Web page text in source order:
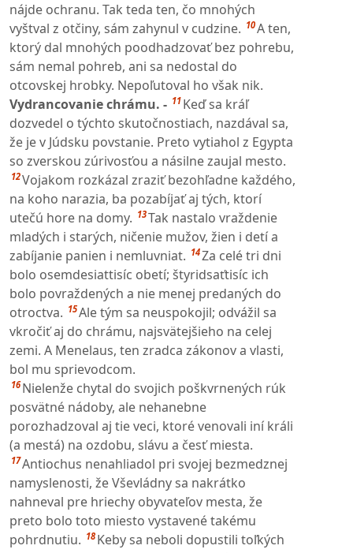
nájde ochranu. Tak teda ten, čo mnohých
vyštval z otčiny, sám zahynul v cudzine. 10A ten,
ktorý dal mnohých poodhadzovať bez pohrebu,
sám nemal pohreb, ani sa nedostal do
otcovskej hrobky. Nepoľutoval ho však nik.
Vydrancovanie chrámu. - 11 Keď sa kráľ
dozvedel o týchto skutočnostiach, nazdával sa,
že je v Júdsku povstanie. Preto vytiahol z Egypta
so zverskou zúrivosťou a násilne zaujal mesto.
12Vojakom rozkázal zraziť bezohľadne každého,
na koho narazia, ba pozabíjať aj tých, ktorí
utečú hore na domy. 13Tak nastalo vraždenie
mladých i starých, ničenie mužov, žien i detí a
zabíjanie panien i nemluvniat. 14Za celé tri dni
bolo osemdesiattisíc obetí; štyridsaťtisíc ich
bolo povraždených a nie menej predaných do
otroctva. 15Ale tým sa neuspokojil; odvážil sa
vkročiť aj do chrámu, najsvätejšieho na celej
zemi. A Menelaus, ten zradca zákonov a vlasti,
bol mu sprievodcom.
16 Nielenže chytal do svojich poškvrnených rúk
posvätné nádoby, ale nehanebne
porozhadzoval aj tie veci, ktoré venovali iní králi
(a mestá) na ozdobu, slávu a česť miesta.
17Antiochus nenahliadol pri svojej bezmedznej
namyslenosti, že Vševládny sa nakrátko
nahneval pre hriechy obyvateľov mesta, že
preto bolo toto miesto vystavené takému
pohrdnutiu. 18 Keby sa neboli dopustili toľkých